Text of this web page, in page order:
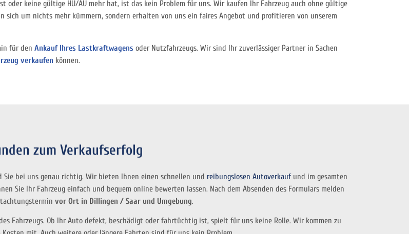
oder keine gültige HU/AU mehr hat, ist das kein Problem für uns. Wir kaufen Ihr Fahrzeug auch ohne gültige
sich um nichts mehr kümmern, sondern erhalten von uns ein faires Angebot und profitieren von unserem
für den Ankauf Ihres Lastkraftwagens oder Nutzfahrzeugs. Wir sind Ihr zuverlässiger Partner in Sachen
verkaufen können.
zum Verkaufserfolg
Sie bei uns genau richtig. Wir bieten Ihnen einen schnellen und reibungslosen Autoverkaufund im gesamten
Sie Ihr Fahrzeug einfach und bequem online bewerten lassen. Nach dem Absenden des Formulars melden
vor Ort in Dillingen / Saar und Umgebung.
Fahrzeugs. Ob Ihr Auto defekt, beschädigt oder fahrtüchtig ist, spielt für uns keine Rolle. Wir kommen zu